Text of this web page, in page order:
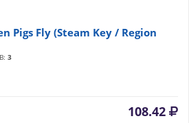
Pigs Fly (Steam Key / Region
3
108.42